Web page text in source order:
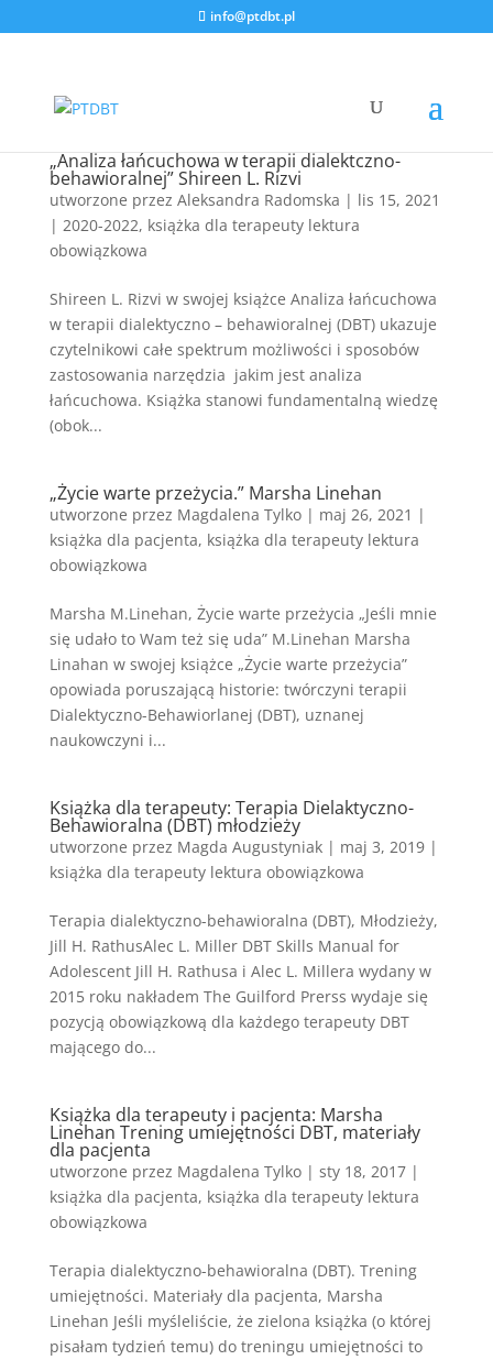
info@ptdbt.pl
„Analiza łańcuchowa w terapii dialektczno-
behawioralnej” Shireen L. Rizvi
utworzone przez Aleksandra Radomska | lis 15, 2021
| 2020-2022, książka dla terapeuty lektura
obowiązkowa
Shireen L. Rizvi w swojej książce Analiza łańcuchowa
w terapii dialektyczno – behawioralnej (DBT) ukazuje
czytelnikowi całe spektrum możliwości i sposobów
zastosowania narzędzia jakim jest analiza
łańcuchowa. Książka stanowi fundamentalną wiedzę
(obok...
„Życie warte przeżycia.” Marsha Linehan
utworzone przez Magdalena Tylko| maj 26, 2021 |
książka dla pacjenta, książka dla terapeuty lektura
obowiązkowa
Marsha M.Linehan, Życie warte przeżycia „Jeśli mnie
się udało to Wam też się uda” M.Linehan Marsha
Linahan w swojej książce „Życie warte przeżycia”
opowiada poruszającą historie: twórczyni terapii
Dialektyczno-Behawiorlanej (DBT), uznanej
naukowczyni i...
Książka dla terapeuty: Terapia Dielaktyczno-
Behawioralna (DBT) młodzieży
utworzone przez Magda Augustyniak| maj 3, 2019|
książka dla terapeuty lektura obowiązkowa
Terapia dialektyczno-behawioralna (DBT), Młodzieży,
Jill H. RathusAlec L. Miller DBT Skills Manual for
Adolescent Jill H. Rathusa i Alec L. Millera wydany w
2015 roku nakładem The Guilford Prerss wydaje się
pozycją obowiązkową dla każdego terapeuty DBT
mającego do...
Książka dla terapeuty i pacjenta: Marsha
Linehan Trening umiejętności DBT, materiały
dla pacjenta
utworzone przez Magdalena Tylko| sty 18, 2017|
książka dla pacjenta, książka dla terapeuty lektura
obowiązkowa
Terapia dialektyczno-behawioralna (DBT). Trening
umiejętności. Materiały dla pacjenta, Marsha
Linehan Jeśli myśleliście, że zielona książka (o której
pisałam tydzień temu) do treningu umiejętności to